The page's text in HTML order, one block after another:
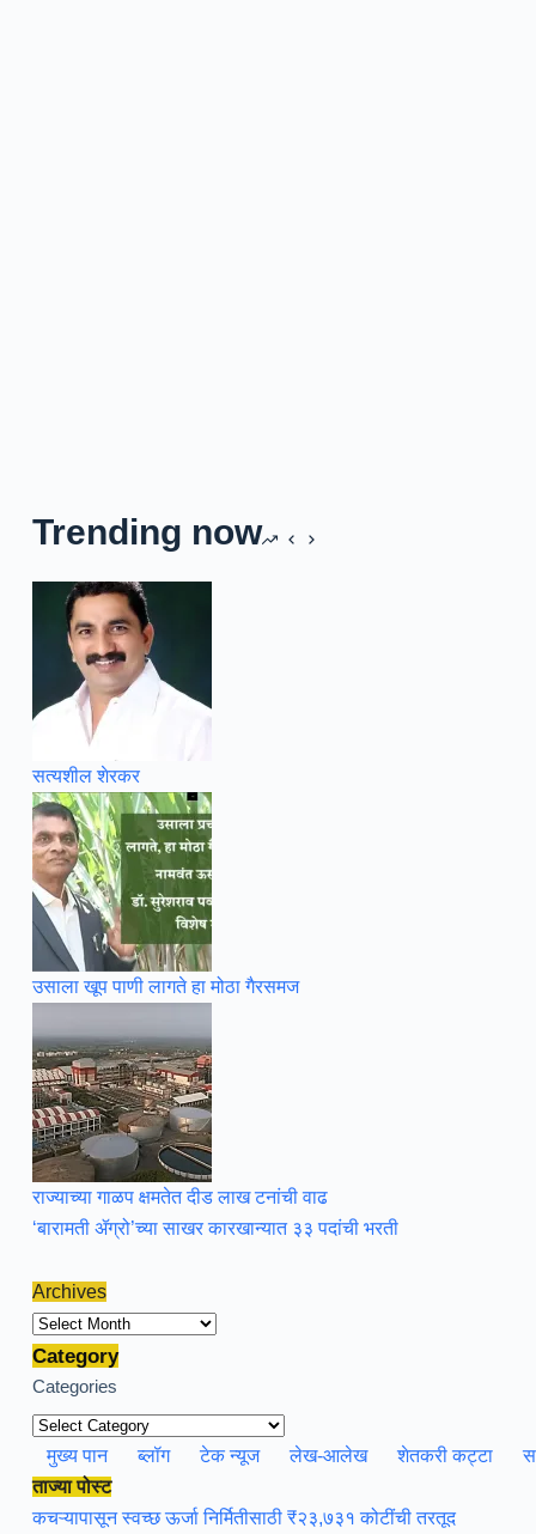
Trending now
सत्यशील शेरकर
उसाला खूप पाणी लागते हा मोठा गैरसमज
राज्याच्या गाळप क्षमतेत दीड लाख टनांची वाढ
‘बारामती ॲग्रो’च्या साखर कारखान्यात ३३ पदांची भरती
Archives
Archives
Category
Categories
मुख्य पान ब्लॉग टेक न्यूज लेख-आलेख शेतकरी कट्टा
ताज्या पोस्ट
कचऱ्यापासून स्वच्छ ऊर्जा निर्मितीसाठी ₹२३,७३१ कोटींची तरतूद